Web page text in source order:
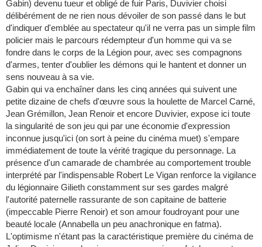
Gabin) devenu tueur et obligé de fuir Paris, Duvivier choisi
délibérément de ne rien nous dévoiler de son passé dans le but
d'indiquer d'emblée au spectateur qu'il ne verra pas un simple film
policier mais le parcours rédempteur d'un homme qui va se
fondre dans le corps de la Légion pour, avec ses compagnons
d'armes, tenter d'oublier les démons qui le hantent et donner un
sens nouveau à sa vie.
Gabin qui va enchaîner dans les cinq années qui suivent une
petite dizaine de chefs d'œuvre sous la houlette de Marcel Carné,
Jean Grémillon, Jean Renoir et encore Duvivier, expose ici toute
la singularité de son jeu qui par une économie d'expression
inconnue jusqu'ici (on sort à peine du cinéma muet) s'empare
immédiatement de toute la vérité tragique du personnage. La
présence d'un camarade de chambrée au comportement trouble
interprété par l'indispensable Robert Le Vigan renforce la vigilance
du légionnaire Gilieth constamment sur ses gardes malgré
l'autorité paternelle rassurante de son capitaine de batterie
(impeccable Pierre Renoir) et son amour foudroyant pour une
beauté locale (Annabella un peu anachronique en fatma).
L'optimisme n'étant pas la caractéristique première du cinéma de